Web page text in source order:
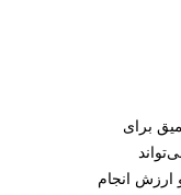
برای
ارزش انجام